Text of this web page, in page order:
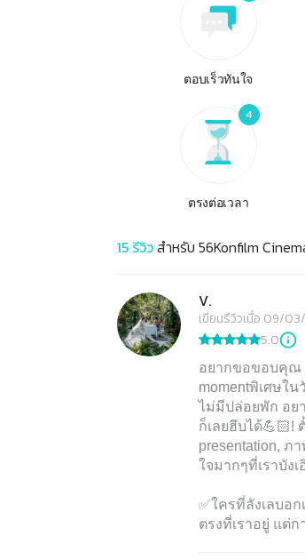
ตอบเร็วทันใจ
4
ตรงต่อเวลา
15รีวิวสำหรับ 56Konfilm
V.
เขียนรีวิวเมื่อ 09/
5.0
อยากขอขอบคุณ
momentพิเศษใ
ไม่มีปล่อยพัก อย
ก็เลยฮึบได้💪🏻!
presentation, ภ
ใจมากๆที่เราบัง
✅ใครที่ลังเลบอ
ตรงที่เราอยู่ แต่